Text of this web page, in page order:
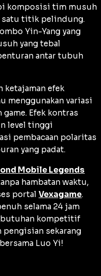
komposisi tim musuh
satu titik pelindung.
Yin-Yang yang
yang tebal
antar tubuh
ketajaman efek
menggunakan variasi
Efek kontras
level tinggi
pembacaan polaritas
yang padat.
Mobile Legends
hambatan waktu,
portal Vexagame.
selama 24 jam
kompetitif
pengisian sekarang
Luo Yi!